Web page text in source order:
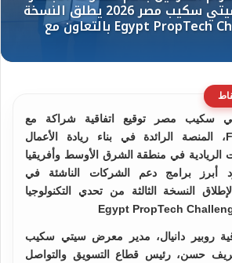
سكيب مصر توقيع اتفاقية شراكة مع
Flat6Labs، المنصة الرائدة في بناء ريادة الأعمال
الريادية في منطقة الشرق الأوسط وأفريقيا
أبرز برامج دعم الشركات الناشئة في
النسخة الثالثة من تحدي التكنولوجيا
روبير دانيال، مدير معرض سيتي سكيب
حسن، رئيس قطاع التسويق والتواصل